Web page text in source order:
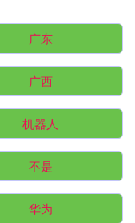
广东
广西
机器人
不是
华为